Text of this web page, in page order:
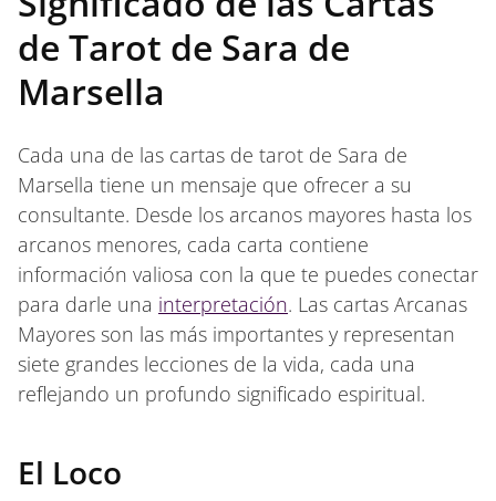
de Tarot de Sara de
Marsella
Cada una de las cartas de tarot de Sara de
Marsella tiene un mensaje que ofrecer a su
consultante. Desde los arcanos mayores hasta los
arcanos menores, cada carta contiene
información valiosa con la que te puedes conectar
para darle una interpretación. Las cartas Arcanas
Mayores son las más importantes y representan
siete grandes lecciones de la vida, cada una
reflejando un profundo significado espiritual.
El Loco